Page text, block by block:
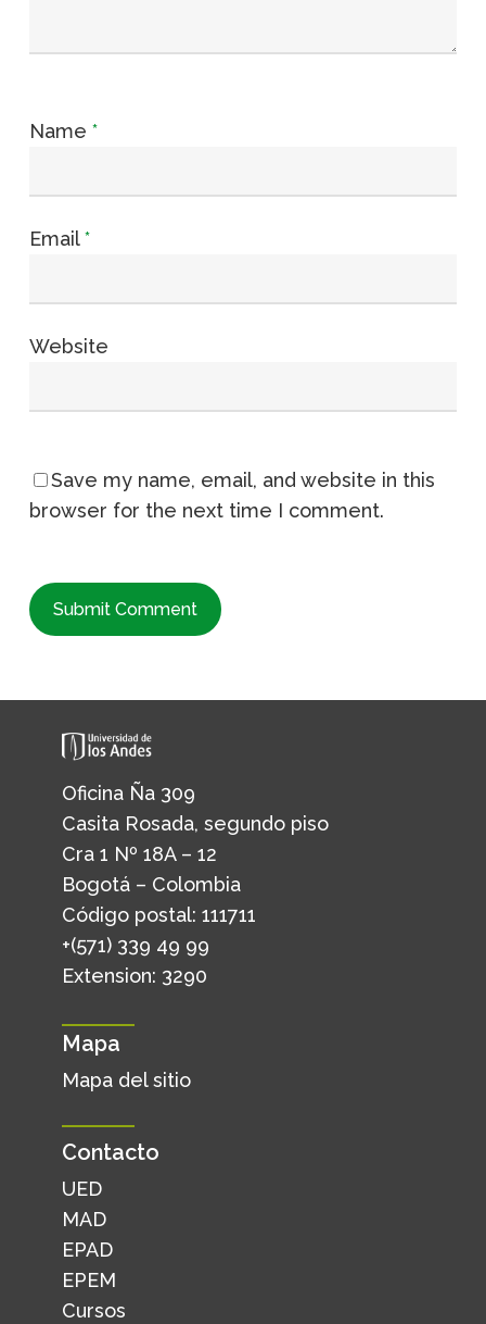
Name *
Email*
Website
Save my name, email, and website in this
browser for the next time I comment.
Oficina Ña 309
Casita Rosada, segundo piso
Cra 1 Nº 18A – 12
Bogotá – Colombia
Código postal: 111711
+(571) 339 49 99
Extension: 3290
Mapa
Mapa del sitio
Contacto
UED
MAD
EPAD
EPEM
Cursos